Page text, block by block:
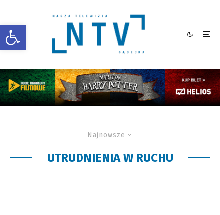
Otwórz pasek narzędzi
Najnowsze
UTRUDNIENIA W RUCHU